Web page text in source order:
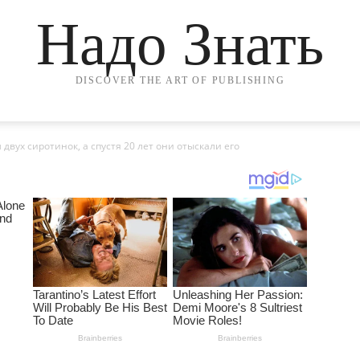
Надо Знать
DISCOVER THE ART OF PUBLISHING
сиротинок, а спустя 20 лет они отыскали его